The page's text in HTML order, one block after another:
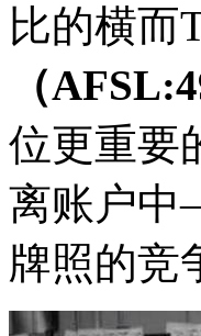
比的横而
（
位更重要
离账户中
牌照的竞